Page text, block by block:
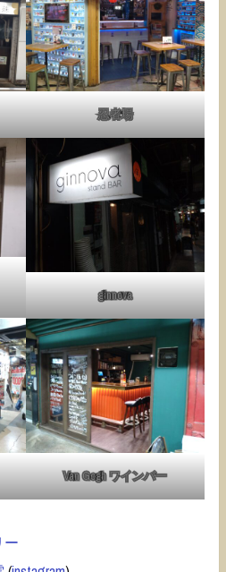
忍者場
ginnova
Van Gogh ワインバー
ー